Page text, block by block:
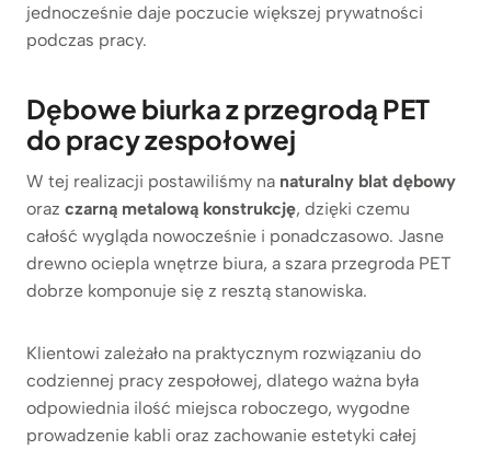
jednocześnie daje poczucie większej prywatności
podczas pracy.
Dębowe biurka z przegrodą PET
do pracy zespołowej
W tej realizacji postawiliśmy na naturalny blat dębowy
oraz czarną metalową konstrukcję, dzięki czemu
całość wygląda nowocześnie i ponadczasowo. Jasne
drewno ociepla wnętrze biura, a szara przegroda PET
dobrze komponuje się z resztą stanowiska.
Klientowi zależało na praktycznym rozwiązaniu do
codziennej pracy zespołowej, dlatego ważna była
odpowiednia ilość miejsca roboczego, wygodne
prowadzenie kabli oraz zachowanie estetyki całej